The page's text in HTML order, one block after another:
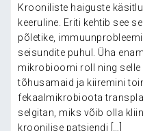
Krooniliste haiguste
keeruline. Eriti kehtib see
põletike,
seisundite puhul. Üha
mikrobioomi roll ning
tõhusamaid ja kiiremini
fekaalmikrobioota
selgitan, miks võib olla
kroonilise patsiendi […]